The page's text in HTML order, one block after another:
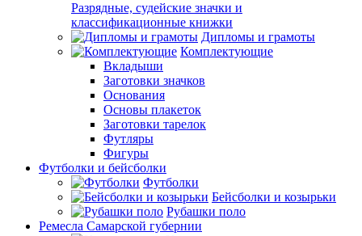
Разрядные, судейские значки и
классификационные книжки
Дипломы и грамоты
Комплектующие
Вкладыши
Заготовки значков
Основания
Основы плакеток
Заготовки тарелок
Футляры
Фигуры
Футболки и бейсболки
Футболки
Бейсболки и козырьки
Рубашки поло
Ремесла Самарской губернии